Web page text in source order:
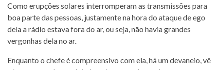
Como erupções solares interromperam as transmissões para
boa parte das pessoas, justamente na hora do ataque de ego
dela a rádio estava fora do ar, ou seja, não havia grandes
vergonhas dela no ar.
Enquanto o chefe é compreensivo com ela, há um devaneio, vê